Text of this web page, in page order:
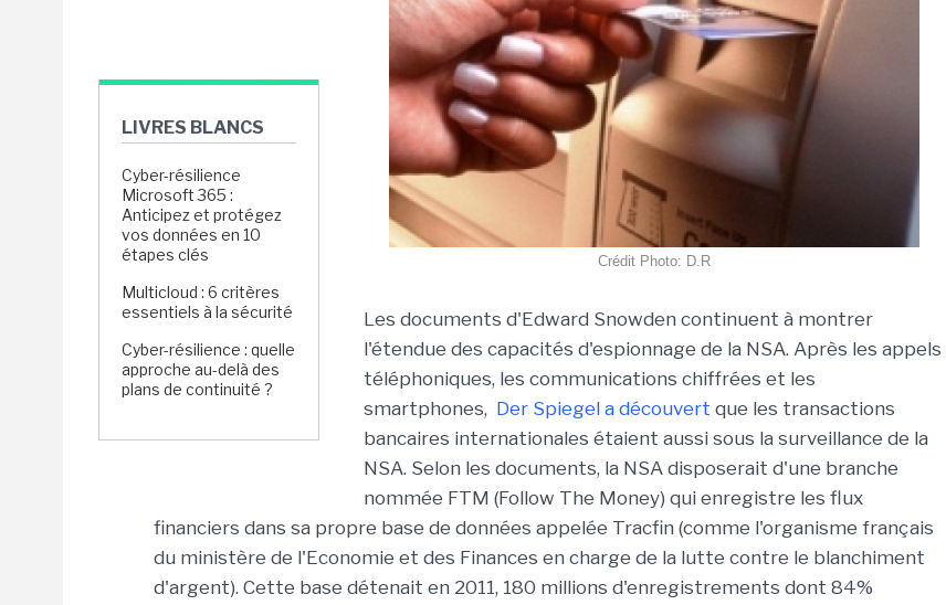
LIVRES BLANCS
Cyber-résilience
Microsoft 365 :
Anticipez et protégez
vos données en 10
étapes clés
Multicloud : 6 critères
essentiels à la sécurité
Cyber-résilience : quelle
approche au-delà des
plans de continuité ?
Crédit Photo: D.R
Les documents d'Edward Snowden continuent à montrer
l'étendue des capacités d'espionnage de la NSA. Après les appels
téléphoniques, les communications chiffrées et les
smartphones, Der Spiegel a découvert que les transactions
bancaires internationales étaient aussi sous la surveillance de la
NSA. Selon les documents, la NSA disposerait d'une branche
nommée FTM (Follow The Money) qui enregistre les flux
financiers dans sa propre base de données appelée Tracfin (comme l'organisme français
du ministère de l'Economie et des Finances en charge de la lutte contre le blanchiment
d'argent). Cette base détenait en 2011, 180 millions d'enregistrements dont 84%